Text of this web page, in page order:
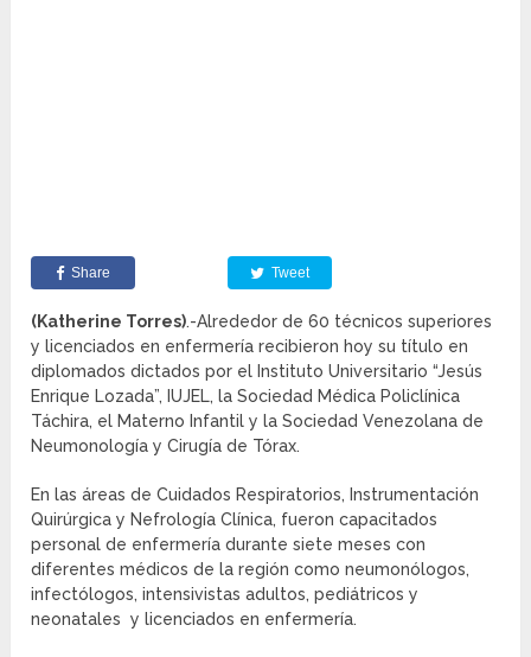
Share Tweet
(Katherine Torres).-Alrededor de 60 técnicos superiores
y licenciados en enfermería recibieron hoy su título en
diplomados dictados por el Instituto Universitario “Jesús
Enrique Lozada”, IUJEL, la Sociedad Médica Policlínica
Táchira, el Materno Infantil y la Sociedad Venezolana de
Neumonología y Cirugía de Tórax.
En las áreas de Cuidados Respiratorios, Instrumentación
Quirúrgica y Nefrología Clínica, fueron capacitados
personal de enfermería durante siete meses con
diferentes médicos de la región como neumonólogos,
infectólogos, intensivistas adultos, pediátricos y
neonatales y licenciados en enfermería.